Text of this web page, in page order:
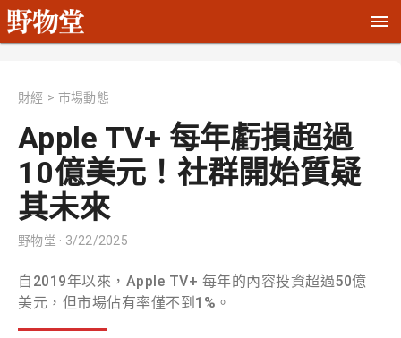
財經 > 市場動態
Apple TV+ 每年虧損超過
10億美元！社群開始質疑
其未來
野物堂 · 3/22/2025
自2019年以來，Apple TV+ 每年的內容投資超過50億
美元，但市場佔有率僅不到1%。